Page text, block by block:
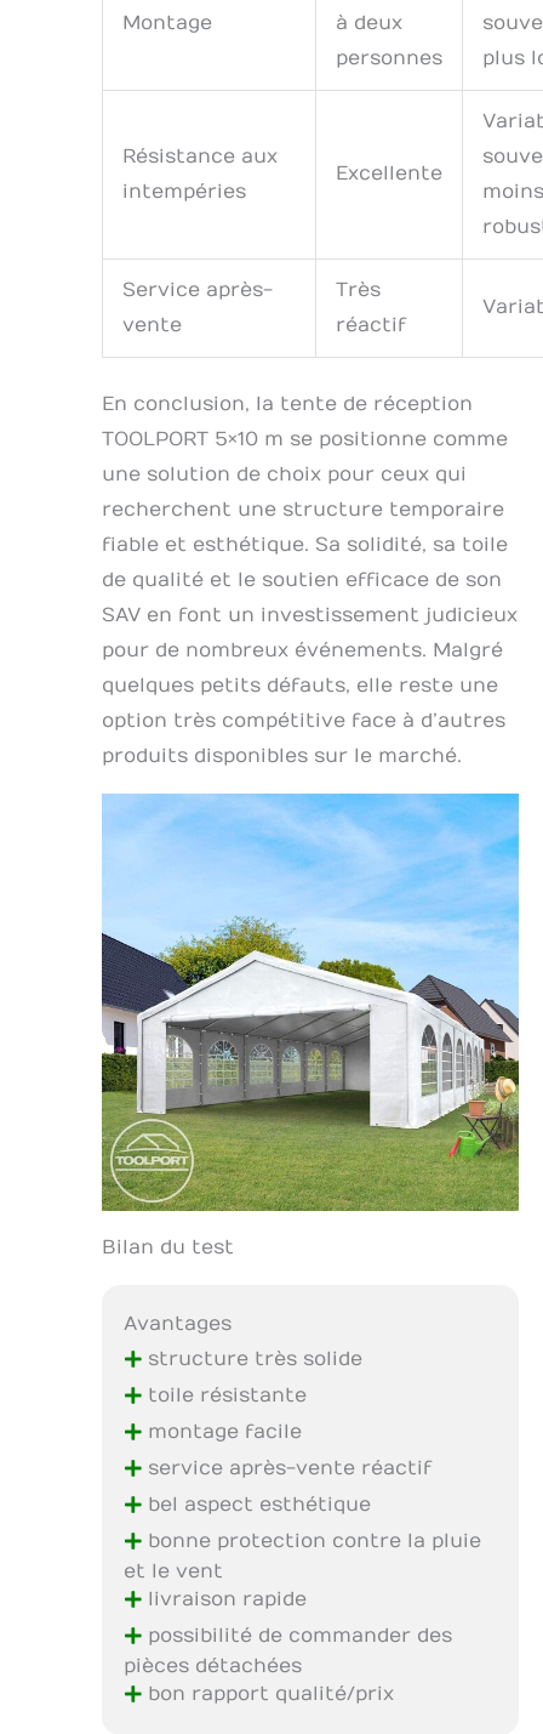
Montage
à deux
personnes
plus
Résistance aux
intempéries
Excellente
moins
Service après-
vente
Très
réactif
En conclusion, la tente de réception
TOOLPORT 5×10 m se positionne comme
une solution de choix pour ceux qui
recherchent une structure temporaire
fiable et esthétique. Sa solidité, sa toile
de qualité et le soutien efficace de son
SAV en font un investissement judicieux
pour de nombreux événements. Malgré
quelques petits défauts, elle reste une
option très compétitive face à d’autres
produits disponibles sur le marché.
Bilan du test
Avantages
+structure très solide
+toile résistante
+montage facile
+service après-vente réactif
+bel aspect esthétique
+bonne protection contre la pluie
et le vent
+livraison rapide
+possibilité de commander des
pièces détachées
+bon rapport qualité/prix